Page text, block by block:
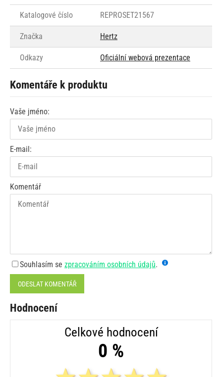
Katalogové číslo REPROSET21567
Značka Hertz
Odkazy Oficiální webová prezentace
Komentáře k produktu
Vaše jméno:
E-mail:
Komentář
Souhlasím se zpracováním osobních údajů.
ODESLAT KOMENTÁŘ
Hodnocení
Celkové hodnocení
0 %